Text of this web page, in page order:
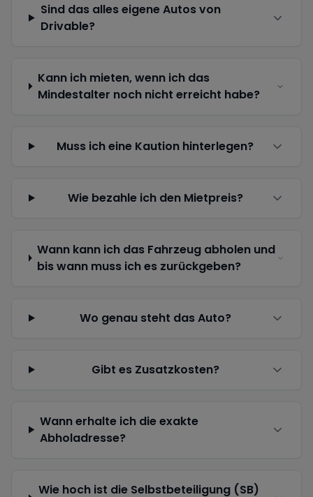
Sind das alles eigene Autos von
Drivable?
Kann ich mieten, wenn ich das
Mindestalter noch nicht erreicht habe?
Muss ich eine Kaution hinterlegen?
Wie bezahle ich den Mietpreis?
Wann kann ich das Fahrzeug abholen und
bis wann muss ich es zurückgeben?
Wo genau steht das Auto?
Gibt es Zusatzkosten?
Wann erhalte ich die exakte
Abholadresse?
Wie hoch ist die Selbstbeteiligung (SB)